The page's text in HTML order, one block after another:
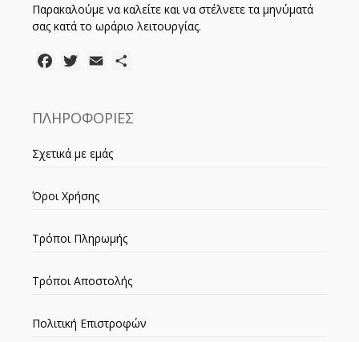
Παρακαλούμε να καλείτε και να στέλνετε τα μηνύματά
σας κατά το ωράριο λειτουργίας.
FacebookTwitter
Email
ΠΛΗΡΟΦΟΡΙΕΣ
Σχετικά με εμάς
Όροι Χρήσης
Τρόποι Πληρωμής
Τρόποι Αποστολής
Πολιτική Επιστροφών